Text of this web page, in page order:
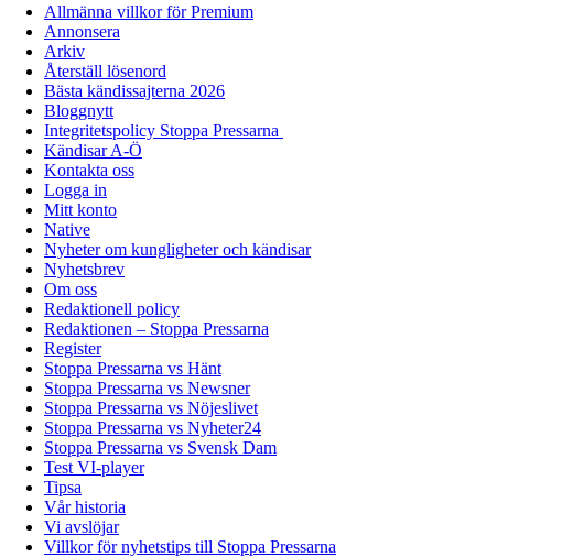
Allmänna villkor för Premium
Annonsera
Arkiv
Återställ lösenord
Bästa kändissajterna 2026
Bloggnytt
Integritetspolicy Stoppa Pressarna
Kändisar A-Ö
Kontakta oss
Logga in
Mitt konto
Native
Nyheter om kungligheter och kändisar
Nyhetsbrev
Om oss
Redaktionell policy
Redaktionen – Stoppa Pressarna
Register
Stoppa Pressarna vs Hänt
Stoppa Pressarna vs Newsner
Stoppa Pressarna vs Nöjeslivet
Stoppa Pressarna vs Nyheter24
Stoppa Pressarna vs Svensk Dam
Test VI-player
Tipsa
Vår historia
Vi avslöjar
Villkor för nyhetstips till Stoppa Pressarna